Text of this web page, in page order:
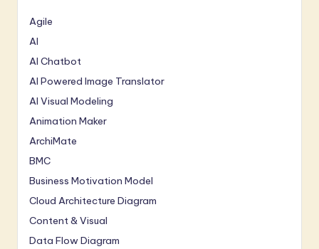
Agile
AI
AI Chatbot
AI Powered Image Translator
AI Visual Modeling
Animation Maker
ArchiMate
BMC
Business Motivation Model
Cloud Architecture Diagram
Content & Visual
Data Flow Diagram